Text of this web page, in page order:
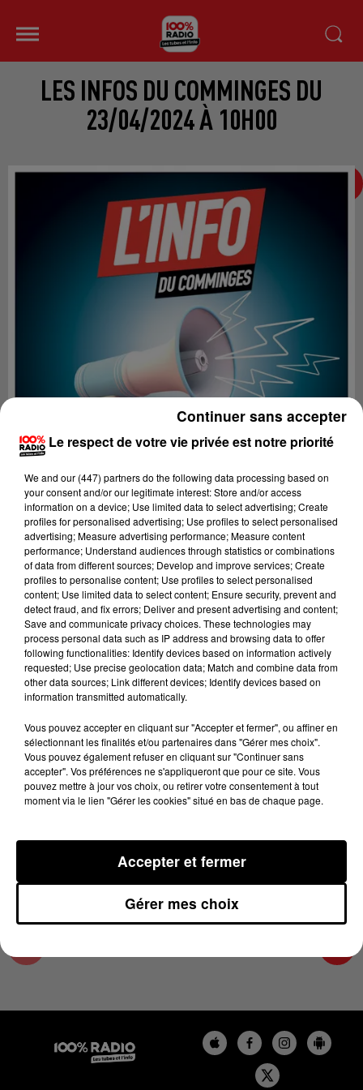
LES INFOS DU COMMINGES DU
23/04/2024 À 10H00
Lecture (2 min 22 sec)
100%
100% Radio les infos du Comminges
23 avril 2024 - 2 min 22 sec
LES INFOS DU COMMINGES DU 23/04/2024 À
10H00
Podcast infos du Comminges
Le respect de votre vie privée est notre priorité
We and our (447) partnersdo the following data processing based on
your consent and/or our legitimate interest: Store and/or access
information on a device; Use limited data to select advertising; Create
profiles for personalised advertising; Use profiles to select personalised
advertising; Measure advertising performance; Measure content
performance; Understand audiences through statistics or combinations
of data from different sources; Develop and improve services; Create
profiles to personalise content; Use profiles to select personalised
content; Use limited data to select content; Ensure security, prevent and
detect fraud, and fix errors; Deliver and present advertising and content;
Save and communicate privacy choices. These technologies may
process personal data such as IP address and browsing data to offer
following functionalities: Identify devices based on information actively
requested; Use precise geolocation data; Match and combine data from
other data sources; Link different devices; Identify devices based on
information transmitted automatically.
Vous pouvez accepter en cliquant sur "Accepter et fermer", ou affiner en
sélectionnant les finalités et/ou partenaires dans "Gérer mes choix".
Vous pouvez également refuser en cliquant sur "Continuer sans
accepter". Vos préférences ne s'appliqueront que pour ce site. Vous
pouvez mettre à jour vos choix, ou retirer votre consentement à tout
moment via le lien "Gérer les cookies" situé en bas de chaque page.
Gérer mes choix
Accepter et fermer
Continuer sans accepter